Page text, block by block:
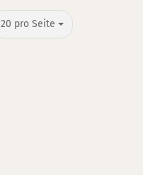
20 pro Seite
pro Seite